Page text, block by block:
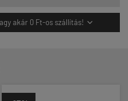
akár 0 Ft-os szállítás! 